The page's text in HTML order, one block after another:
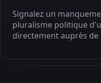
Signalez un
pluralisme politique
directement auprès de